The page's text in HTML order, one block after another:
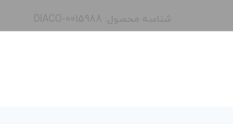
شناسه محصول: DIACO-0015988